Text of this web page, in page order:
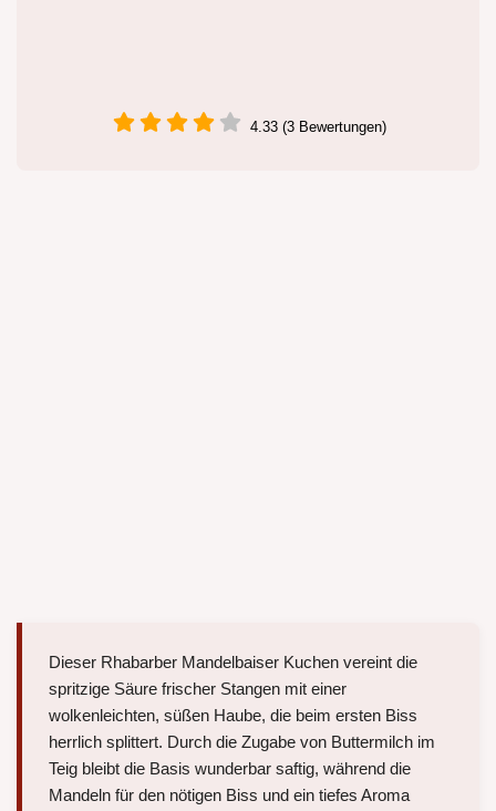
4.33 (3 Bewertungen)
Dieser Rhabarber Mandelbaiser Kuchen vereint die
spritzige Säure frischer Stangen mit einer
wolkenleichten, süßen Haube, die beim ersten Biss
herrlich splittert. Durch die Zugabe von Buttermilch im
Teig bleibt die Basis wunderbar saftig, während die
Mandeln für den nötigen Biss und ein tiefes Aroma